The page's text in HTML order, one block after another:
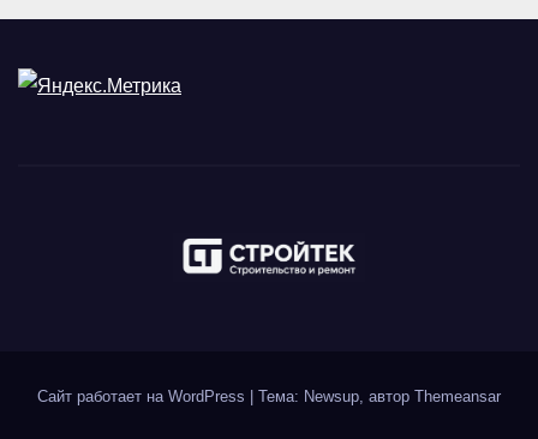
Сайт работает на WordPress Тема: Newsup, автор Themeansar